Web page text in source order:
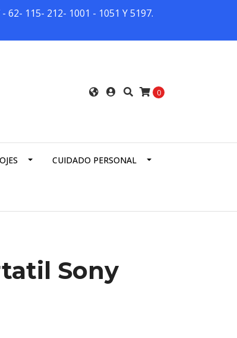
- 62- 115- 212- 1001 - 1051 Y 5197.
0
CUIDADO PERSONAL
Sony